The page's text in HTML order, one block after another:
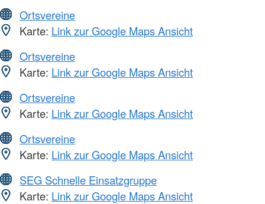
Ortsvereine
Karte: Link zur Google Maps Ansicht
Ortsvereine
Karte: Link zur Google Maps Ansicht
Ortsvereine
Karte: Link zur Google Maps Ansicht
Ortsvereine
Karte: Link zur Google Maps Ansicht
SEG Schnelle Einsatzgruppe
Karte: Link zur Google Maps Ansicht